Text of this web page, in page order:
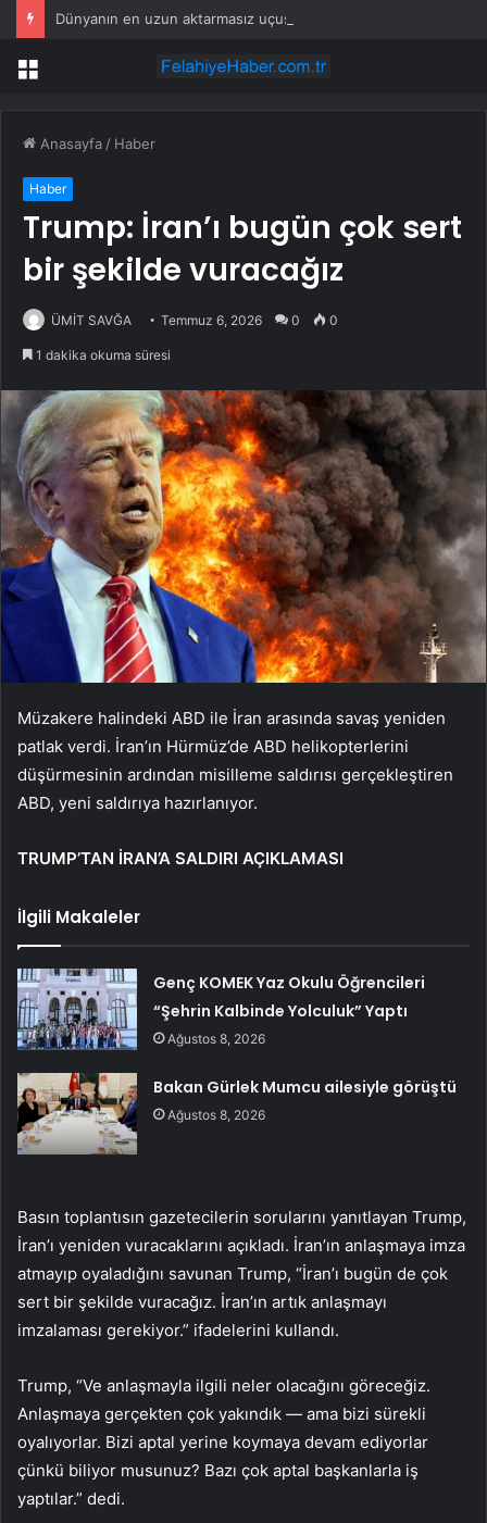
Menü
Anasayfa / Haber
Haber
Trump: İran’ı bugün çok sert
bir şekilde vuracağız
ÜMİT SAVĞA Temmuz 6, 2026 0 0
1 dakika okuma süresi
Müzakere halindeki ABD ile İran arasında savaş yeniden
patlak verdi. İran’ın Hürmüz’de ABD helikopterlerini
düşürmesinin ardından misilleme saldırısı gerçekleştiren
ABD, yeni saldırıya hazırlanıyor.
TRUMP’TAN İRAN’A SALDIRI AÇIKLAMASI
İlgili Makaleler
Genç KOMEK Yaz Okulu Öğrencileri
“Şehrin Kalbinde Yolculuk” Yaptı
Ağustos 8, 2026
Bakan Gürlek Mumcu ailesiyle görüştü
Ağustos 8, 2026
Basın toplantısın gazetecilerin sorularını yanıtlayan Trump,
İran’ı yeniden vuracaklarını açıkladı. İran’ın anlaşmaya imza
atmayıp oyaladığını savunan Trump, “İran’ı bugün de çok
sert bir şekilde vuracağız. İran’ın artık anlaşmayı
imzalaması gerekiyor.” ifadelerini kullandı.
Trump, “Ve anlaşmayla ilgili neler olacağını göreceğiz.
Anlaşmaya gerçekten çok yakındık — ama bizi sürekli
oyalıyorlar. Bizi aptal yerine koymaya devam ediyorlar
çünkü biliyor musunuz? Bazı çok aptal başkanlarla iş
yaptılar.” dedi.